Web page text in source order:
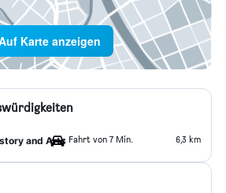
Karte anzeigen
and Arts Fahrt von 7 Min. 6,3 km